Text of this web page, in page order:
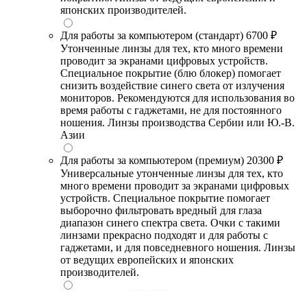
японских производителей.
Для работы за компьютером (стандарт) 6700 ₽
Утонченные линзы для тех, кто много времени
проводит за экранами цифровых устройств.
Специальное покрытие (блю блокер) помогает
снизить воздействие синего света от излучения
мониторов. Рекомендуются для использования во
время работы с гаджетами, не для постоянного
ношения. Линзы производства Сербии или Ю.-В.
Азии
Для работы за компьютером (премиум) 20300 ₽
Универсальные утонченные линзы для тех, кто
много времени проводит за экранами цифровых
устройств. Специальное покрытие помогает
выборочно фильтровать вредный для глаза
диапазон синего спектра света. Очки с такими
линзами прекрасно подходят и для работы с
гаджетами, и для повседневного ношения. Линзы
от ведущих европейских и японских
производителей.